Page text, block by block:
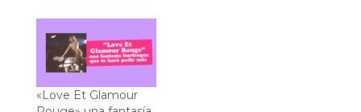
«Love Et Glamour